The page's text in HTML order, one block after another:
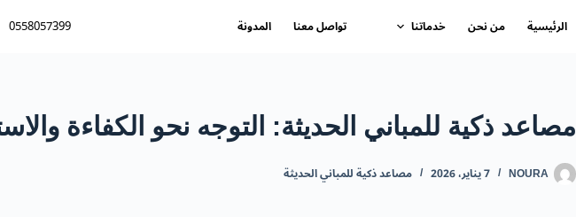
إلىالرئيسية من نحن خدماتنا تواصل معنا المدونة 0558057399
مصاعد ذكية للمباني الحديثة: التوجه نحو الكفاءة
NOURA 7 يناير، 2026 مصاعد ذكية للمباني الحديثة